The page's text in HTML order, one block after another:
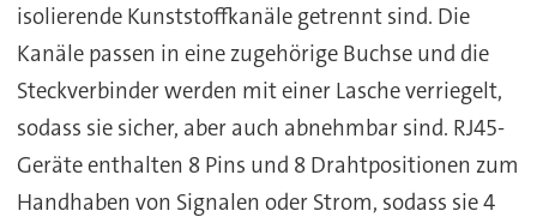
isolierende Kunststoffkanäle getrennt sind. Die
Kanäle passen in eine zugehörige Buchse und die
Steckverbinder werden mit einer Lasche verriegelt,
sodass sie sicher, aber auch abnehmbar sind. RJ45-
Geräte enthalten 8 Pins und 8 Drahtpositionen zum
Handhaben von Signalen oder Strom, sodass sie 4